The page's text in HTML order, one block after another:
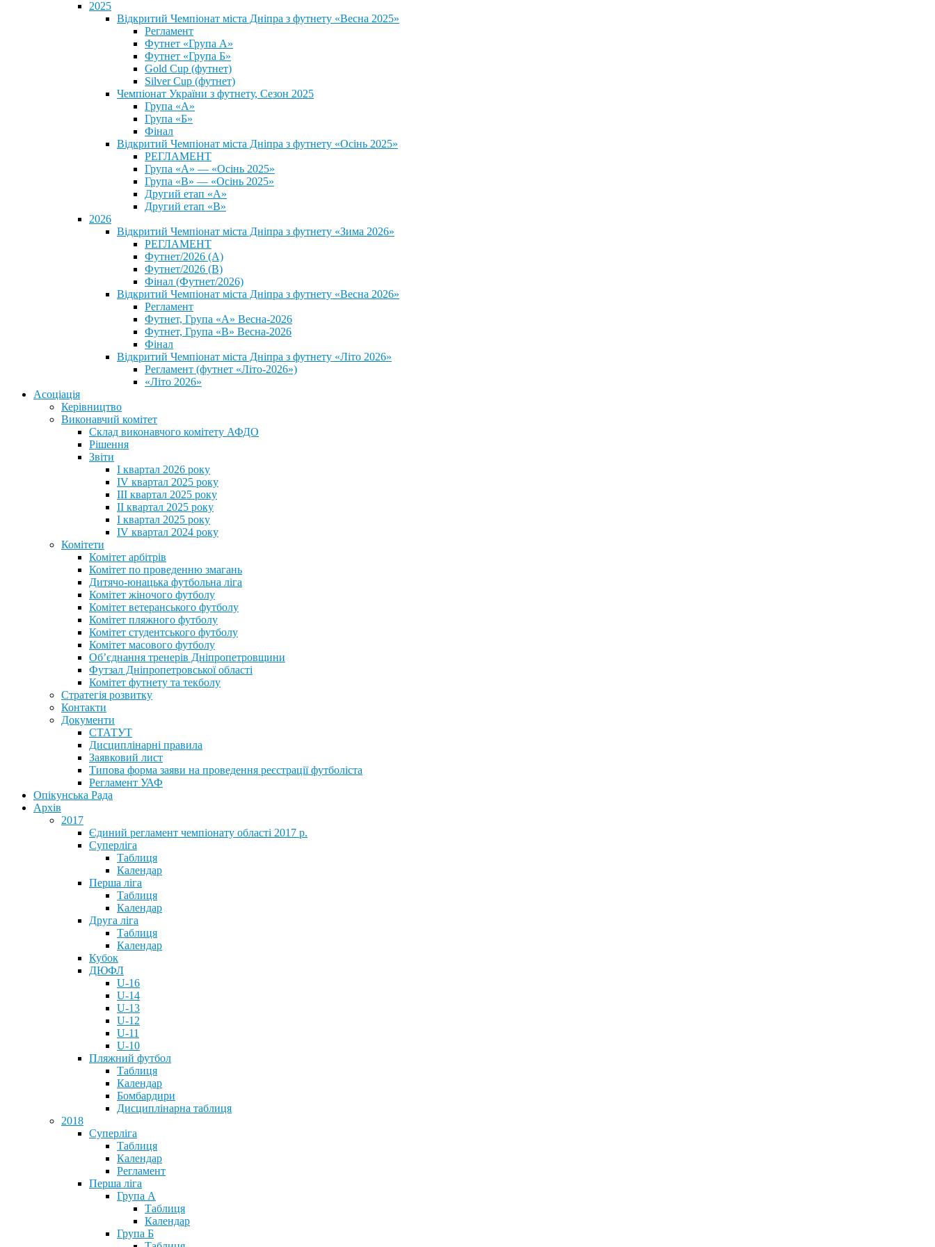
2025
Відкритий Чемпіонат міста Дніпра з футнету «Весна 2025»
Регламент
Футнет «Група А»
Футнет «Група Б»
Gold Cup (футнет)
Silver Cup (футнет)
Чемпіонат України з футнету, Сезон 2025
Група «А»
Група «Б»
Фінал
Відкритий Чемпіонат міста Дніпра з футнету «Осінь 2025»
РЕГЛАМЕНТ
Група «А» — «Осінь 2025»
Група «В» — «Осінь 2025»
Другий етап «А»
Другий етап «В»
2026
Відкритий Чемпіонат міста Дніпра з футнету «Зима 2026»
РЕГЛАМЕНТ
Футнет/2026 (А)
Футнет/2026 (В)
Фінал (Футнет/2026)
Відкритий Чемпіонат міста Дніпра з футнету «Весна 2026»
Регламент
Футнет, Група «А» Весна-2026
Футнет, Група «В» Весна-2026
Фінал
Відкритий Чемпіонат міста Дніпра з футнету «Літо 2026»
Регламент (футнет «Літо-2026»)
«Літо 2026»
Асоціація
Керівництво
Виконавчий комітет
Склад виконавчого комітету АФДО
Рішення
Звіти
I квартал 2026 року
IV квартал 2025 року
III квартал 2025 року
II квартал 2025 року
I квартал 2025 року
IV квартал 2024 року
Комітети
Комітет арбітрів
Комітет по проведенню змагань
Дитячо-юнацька футбольна ліга
Комітет жіночого футболу
Комітет ветеранського футболу
Комітет пляжного футболу
Комітет студентського футболу
Комітет масового футболу
Обʼєднання тренерів Дніпропетровщини
Футзал Дніпропетровської області
Комітет футнету та текболу
Стратегія розвитку
Контакти
Документи
СТАТУТ
Дисциплінарні правила
Заявковий лист
Типова форма заяви на проведення реєстрації футболіста
Регламент УАФ
Опікунська Рада
Архів
2017
Єдиний регламент чемпіонату області 2017 р.
Суперліга
Таблиця
Календар
Перша ліга
Таблиця
Календар
Друга ліга
Таблиця
Календар
Кубок
ДЮФЛ
U-16
U-14
U-13
U-12
U-11
U-10
Пляжний футбол
Таблиця
Календар
Бомбардири
Дисциплінарна таблиця
2018
Суперліга
Таблиця
Календар
Регламент
Перша ліга
Група А
Таблиця
Календар
Група Б